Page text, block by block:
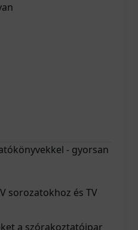
- gyorsan
sorozatokhoz és TV
a szórakoztatóipar